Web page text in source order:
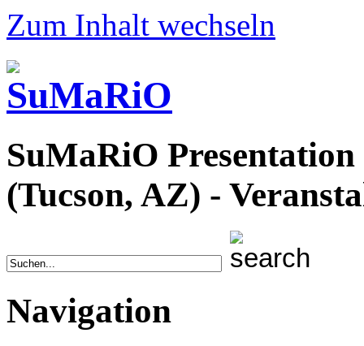
Zum Inhalt wechseln
SuMaRiO
(Tucson, AZ) -
Navigation